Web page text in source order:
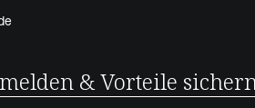
& Vorteile